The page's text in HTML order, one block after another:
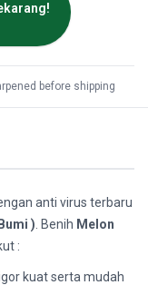
before shipping
anti virus terbaru
) . Benih Melon
:
kuat serta mudah